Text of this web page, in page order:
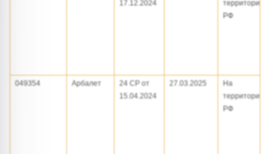
17.12.2024
территории
РФ
049354 Арбалет
24 СР от
15.04.2024
27.03.2025
На
территории
РФ